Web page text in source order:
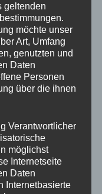
geltenden
möchte unser
Art, Umfang
genutzten und
Daten
Personen
über die ihnen
Verantwortlicher
möglichst
Internetseite
Daten
Internetbasierte